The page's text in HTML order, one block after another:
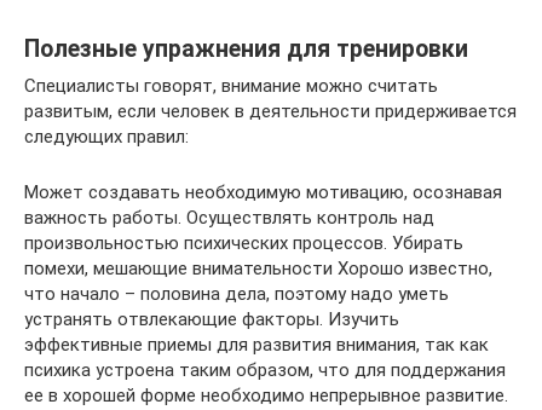
Полезные упражнения для тренировки
Специалисты говорят, внимание можно считать
развитым, если человек в деятельности придерживается
следующих правил:
Может создавать необходимую мотивацию, осознавая
важность работы. Осуществлять контроль над
произвольностью психических процессов. Убирать
помехи, мешающие внимательности Хорошо известно,
что начало – половина дела, поэтому надо уметь
устранять отвлекающие факторы. Изучить
эффективные приемы для развития внимания, так как
психика устроена таким образом, что для поддержания
ее в хорошей форме необходимо непрерывное развитие.